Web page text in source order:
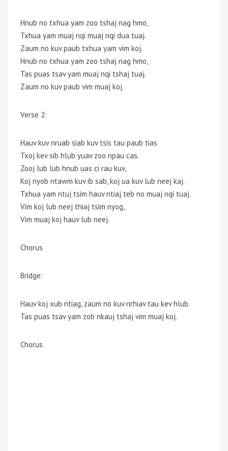
Hnub no txhua yam zoo tshaj nag hmo,
Txhua yam muaj nqi muaj nqi dua tuaj.
Zaum no kuv paub txhua yam vim koj.
Hnub no txhua yam zoo tshaj nag hmo,
Tas puas tsav yam muaj nqi tshaj tuaj.
Zaum no kuv paub vim muaj koj.
Verse 2:
Hauv kuv nruab siab kuv tsis tau paub tias
Txoj kev sib hlub yuav zoo npau cas.
Zooj lub lub hnub uas ci rau kuv,
Koj nyob ntawm kuv ib sab, koj ua kuv lub neej kaj.
Txhua yam ntuj tsim hauv ntiaj teb no muaj nqi tuaj.
Vim koj lub neej thiaj tsim nyog,
Vim muaj koj hauv lub neej.
Chorus
Bridge:
Hauv koj xub ntiag, zaum no kuv nrhiav tau kev hlub.
Tas puas tsav yam zob nkauj tshaj vim muaj koj.
Chorus